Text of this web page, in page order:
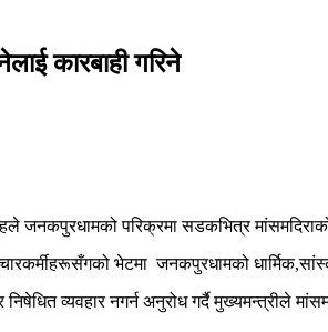
कारबाही गरिने
परिक्रमा सडकभित्र मांसमदिराको
भेटमा जनकपुरधामको
व्यवहार नगर्न अनुरोध गर्दै मुख्यमन्त्रीले